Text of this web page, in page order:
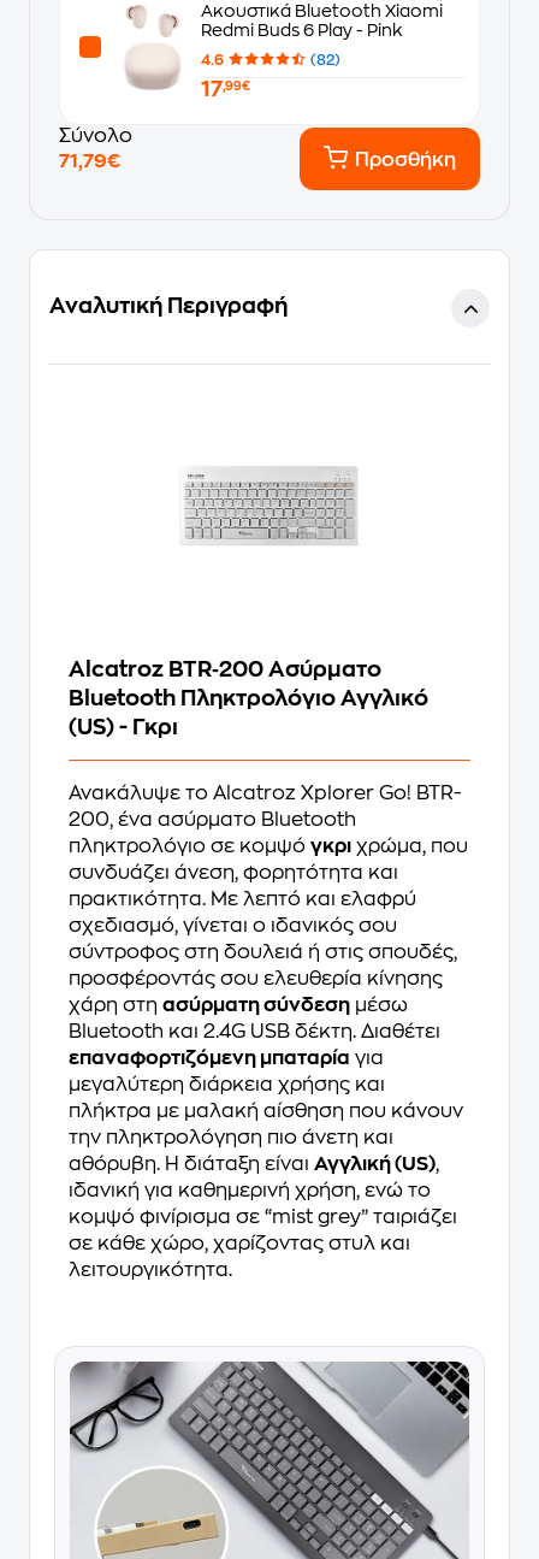
Ακουστικά Bluetooth Xiaomi
Redmi Buds 6 Play - Pink
4.6 (82)
17,99€
Σύνολο
71,79€
Προσθήκη
Αναλυτική Περιγραφή
Alcatroz BTR‑200 Ασύρματο
Bluetooth Πληκτρολόγιο Αγγλικό
(US) - Γκρι
Ανακάλυψε το Alcatroz Xplorer Go! BTR-
200, ένα ασύρματο Bluetooth
πληκτρολόγιο σε κομψό γκρι χρώμα, που
συνδυάζει άνεση, φορητότητα και
πρακτικότητα. Με λεπτό και ελαφρύ
σχεδιασμό, γίνεται ο ιδανικός σου
σύντροφος στη δουλειά ή στις σπουδές,
προσφέροντάς σου ελευθερία κίνησης
χάρη στη ασύρματη σύνδεση μέσω
Bluetooth και 2.4G USB δέκτη. Διαθέτει
επαναφορτιζόμενη μπαταρία για
μεγαλύτερη διάρκεια χρήσης και
πλήκτρα με μαλακή αίσθηση που κάνουν
την πληκτρολόγηση πιο άνετη και
αθόρυβη. Η διάταξη είναι Αγγλική (US),
ιδανική για καθημερινή χρήση, ενώ το
κομψό φινίρισμα σε “mist grey” ταιριάζει
σε κάθε χώρο, χαρίζοντας στυλ και
λειτουργικότητα.